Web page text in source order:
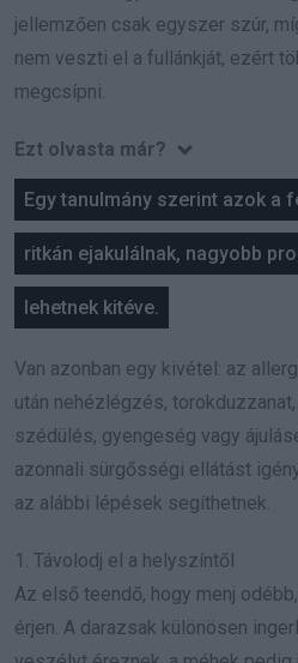
jellemzően csak egyszer szúr,
nem veszti el a fullánkját, ezért
megcsípni.
Ezt olvasta már?
Egy tanulmány szerint azok a
ritkán ejakulálnak, nagyobb
lehetnek kitéve.
Van azonban egy kivétel: az
után nehézlégzés,
szédülés, gyengeség vagy
azonnali sürgősségi ellátást
az alábbi lépések segíthetnek.
1. Távolodj el a helyszíntől
Az első teendő, hogy menj
érjen. A darazsak különösen